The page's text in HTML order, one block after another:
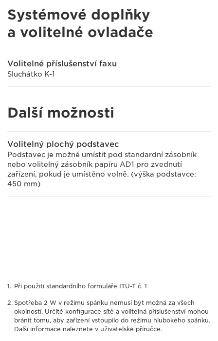
Systémové doplňky
a volitelné ovladače
Volitelné příslušenství faxu
Sluchátko K-1
Další možnosti
Volitelný plochý podstavec
Podstavec je možné umístit pod standardní zásobník
nebo volitelný zásobník papíru AD1 pro zvednutí
zařízení, pokud je umístěno volně. (výška podstavce:
450 mm)
Při použití standardního formuláře ITU-T č. 1
Spotřeba 2 W v režimu spánku nemusí být možná za všech
okolností. Určité konfigurace sítě a volitelná příslušenství mohou
bránit tomu, aby zařízení vstoupilo do režimu hlubokého spánku.
Další informace naleznete v uživatelské příručce.